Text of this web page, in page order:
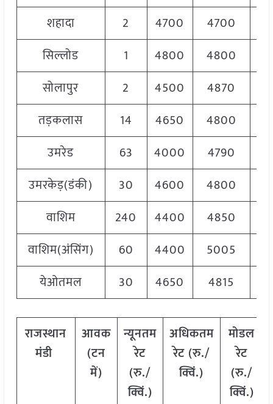
शहादा
2 4700 4700
सिल्लोड
1 4800 4800
सोलापुर
2 4500 4870
तड़कलास
14 4650 4800
उमरेड
63 4000 4790
उमरकेड़(डंकी)
30 4600 4800
वाशिम
240 4400 4850
वाशिम(अंसिंग)
60 4400 5005
येओतमल
30 4650 4815
राजस्थान
मंडी
आवक
(टन
में)
न्यूनतम
रेट
(रु./
क्विं.)
अधिकतम
रेट (रु./
क्विं.)
मोडल
रेट
(रु./
क्विं.)